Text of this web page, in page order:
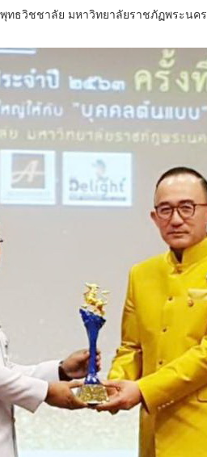
ธวิชชาลัย มหาวิทยาลัยราชภัฏพระนค